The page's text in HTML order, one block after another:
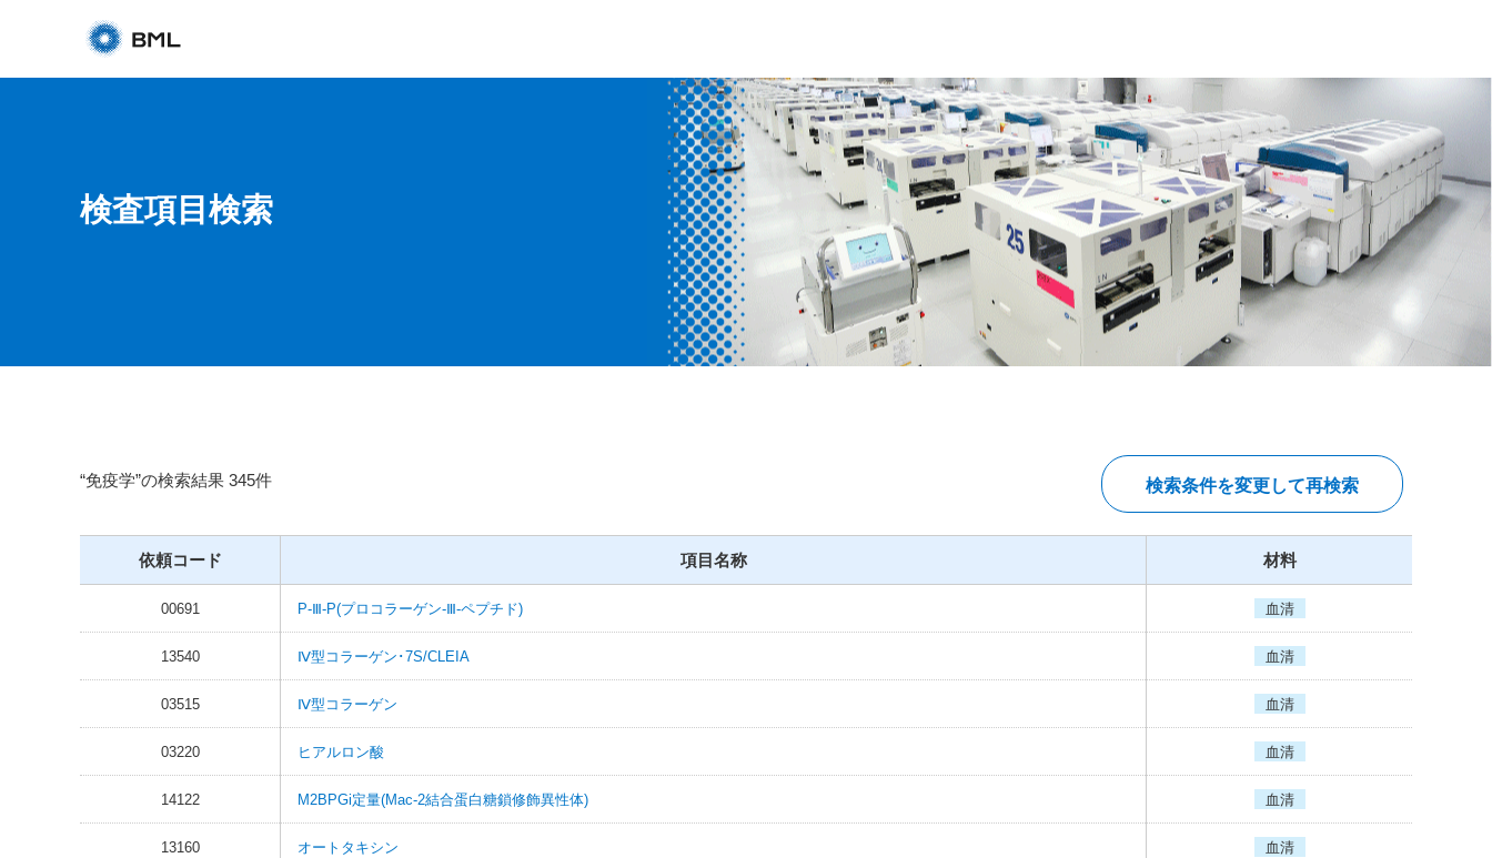
検査項目検索
“免疫学”の検索結果 345件 検索条件を変更して再検索
依頼コード 項目名称 材料
00691 P-Ⅲ-P(プロコラーゲン-Ⅲ-ペプチド) 血清
13540 Ⅳ型コラーゲン･7S/CLEIA 血清
03515 Ⅳ型コラーゲン 血清
03220 ヒアルロン酸 血清
14122 M2BPGi定量(Mac-2結合蛋白糖鎖修飾異性体) 血清
13160 オートタキシン 血清